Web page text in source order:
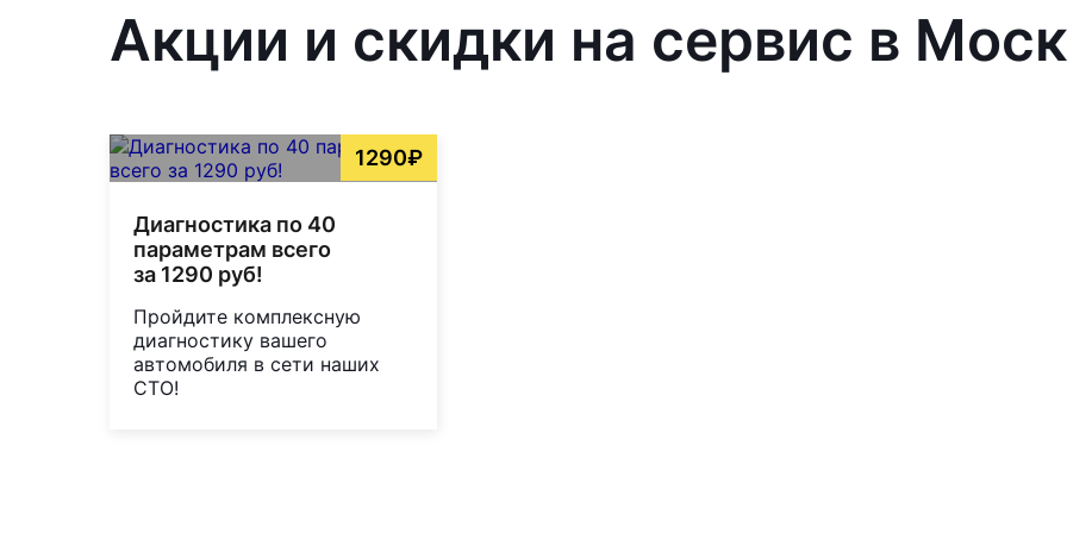
Акции и скидки на сервис в
1290₽
Диагностика по 40
параметрам всего
за 1290 руб!
Пройдите комплексную
диагностику вашего
автомобиля в сети наших
СТО!